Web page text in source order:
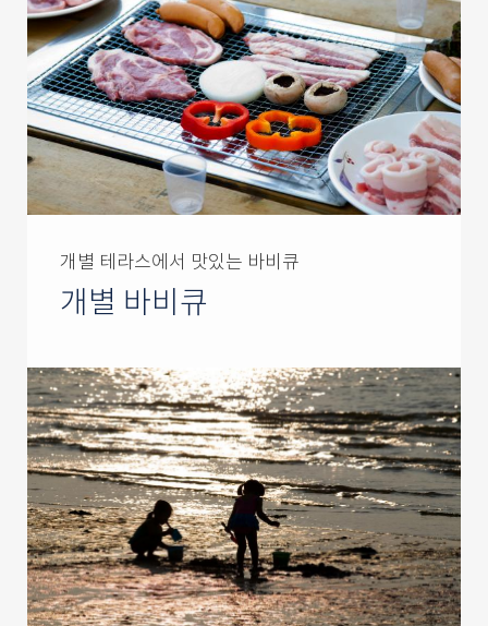
개별 테라스에서 맛있는 바비큐
개별 바비큐